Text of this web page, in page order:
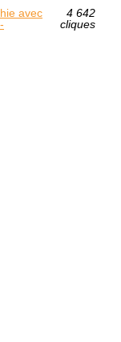
avec
4 642
cliques